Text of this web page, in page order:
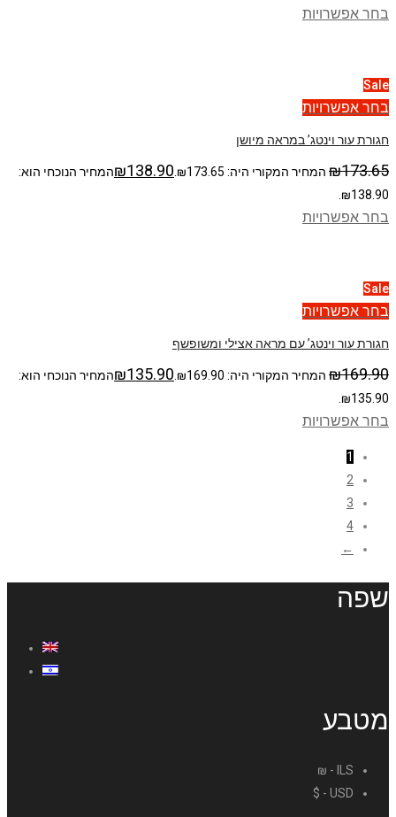
בחר אפשרויות
Sale
בחר אפשרויות
חגורת עור וינטג’ במראה מיושן
₪173.65 המחיר המקורי היה: ₪173.65. ₪138.90
המחיר הנוכחי הוא:
₪138.90.
בחר אפשרויות
Sale
בחר אפשרויות
חגורת עור וינטג’ עם מראה אצילי ומשופשף
₪169.90 המחיר המקורי היה: ₪169.90. ₪135.90
המחיר הנוכחי הוא:
₪135.90.
בחר אפשרויות
1
2
3
4
←
שפה
מטבע
ILS - ₪
USD - $